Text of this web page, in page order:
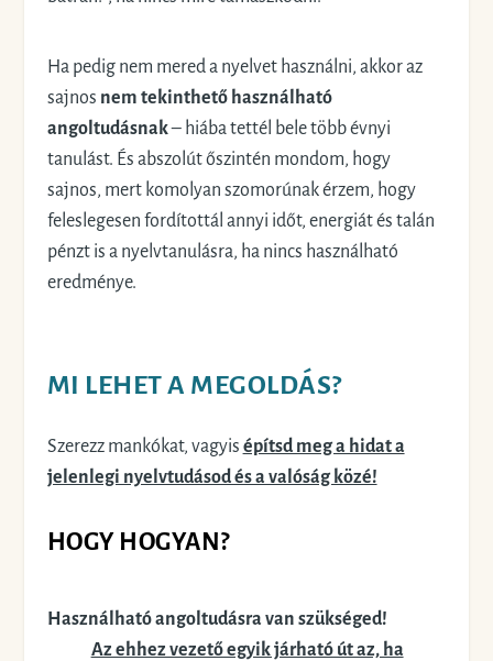
Ha pedig nem mered a nyelvet használni, akkor az
sajnos nem tekinthető használható
angoltudásnak– hiába tettél bele több évnyi
tanulást. És abszolút őszintén mondom, hogy
sajnos, mert komolyan szomorúnak érzem, hogy
feleslegesen fordítottál annyi időt, energiát és talán
pénzt is a nyelvtanulásra, ha nincs használható
eredménye.
MI LEHET A MEGOLDÁS?
Szerezz mankókat, vagyis építsd meg a hidat a
jelenlegi nyelvtudásod és a valóság közé!
HOGY HOGYAN?
Használható angoltudásra van szükséged!
Az ehhez vezető egyik járható út az, ha